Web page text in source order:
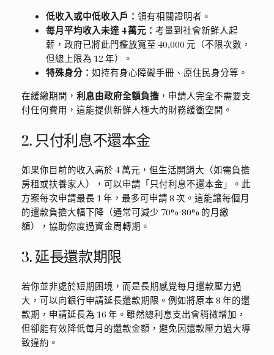
低收入或中低收入戶： 領有相關證明者。
每月平均收入未達 4 萬元： 考量到社會新鮮人起
薪，政府已將此門檻放寬至 40,000 元（不限次數，
但總上限為 12 年）。
特殊身分： 如持有身心障礙手冊、原住民身分等。
在緩繳期間， 利息由政府全額負擔，申請人完全不需要支
付任何費用，這能提供新鮮人極大的財務緩衝空間。
2. 只付利息不還本金
如果你目前的收入高於 4 萬元，但生活開銷大（如需負擔
房租或扶養家人），可以申請「只付利息不還本金」。此
方案每次申請最長 1 年，最多可申請 8 次。這能讓每個月
的還款負擔大幅下降（通常可減少 70%-80% 的月繳
額），協助你度過資金周轉期。
3. 延長還款期限
若你並非處於短期困境，而是長期感覺每月還款壓力過
大，可以向銀行申請延長還款期限。例如將原本 8 年的還
款期，申請延長為 16 年。雖然總利息支出會稍微增加，
但卻能有效降低每月的還款金額，避免因還款壓力過大導
致違約。